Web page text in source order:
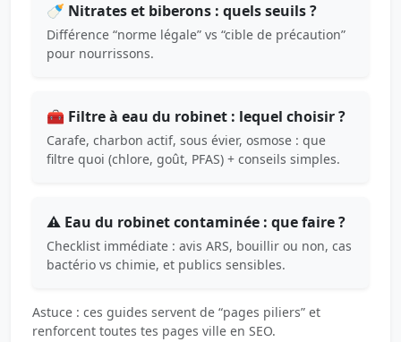
🍼 Nitrates et biberons : quels seuils ?
Différence “norme légale” vs “cible de précaution”
pour nourrissons.
🧰 Filtre à eau du robinet : lequel choisir ?
Carafe, charbon actif, sous évier, osmose : que
filtre quoi (chlore, goût, PFAS) + conseils simples.
⚠️ Eau du robinet contaminée : que faire ?
Checklist immédiate : avis ARS, bouillir ou non, cas
bactério vs chimie, et publics sensibles.
Astuce : ces guides servent de “pages piliers” et
renforcent toutes tes pages ville en SEO.